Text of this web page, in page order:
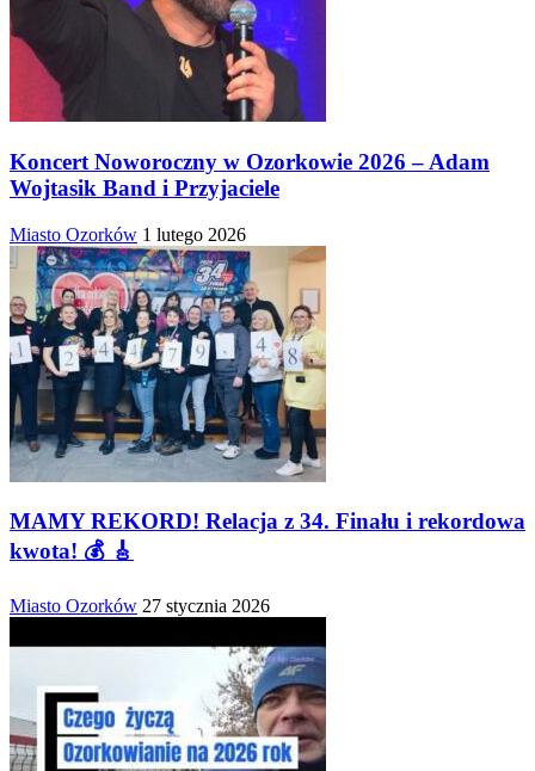
Koncert Noworoczny w Ozorkowie 2026 – Adam
Wojtasik Band i Przyjaciele
Miasto Ozorków 1 lutego 2026
MAMY REKORD! Relacja z 34. Finału i rekordowa
kwota! 💰 🎸
Miasto Ozorków 27 stycznia 2026